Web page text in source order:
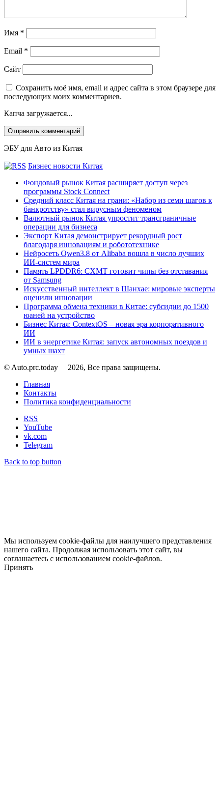
Имя *
Email *
Сайт
Сохранить моё имя, email и адрес сайта в этом браузере для
последующих моих комментариев.
Капча загружается...
ЭБУ для Авто из Китая
Бизнес новости Китая
Фондовый рынок Китая расширяет доступ через
программы Stock Connect
Средний класс Китая на грани: «Набор из семи шагов к
банкротству» стал вирусным феноменом
Валютный рынок Китая упростит трансграничные
операции для бизнеса
Экспорт Китая демонстрирует рекордный рост
благодаря инновациям и робототехнике
Нейросеть Qwen3.8 от Alibaba вошла в число лучших
ИИ-систем мира
Память LPDDR6: CXMT готовит чипы без отставания
от Samsung
Искусственный интеллект в Шанхае: мировые эксперты
оценили инновации
Программа обмена техники в Китае: субсидии до 1500
юаней на устройство
Бизнес Китая: ContextOS – новая эра корпоративного
ИИ
ИИ в энергетике Китая: запуск автономных поездов и
умных шахт
© Auto.prc.today
2026, Все права защищены.
Главная
Контакты
Политика конфиденциальности
RSS
YouTube
vk.com
Telegram
Back to top button
Мы используем cookie-файлы для наилучшего представления
нашего сайта. Продолжая использовать этот сайт, вы
соглашаетесь с использованием cookie-файлов.
Принять